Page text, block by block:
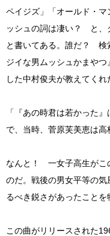
ペイジズ」「オールド・
ッシュの詞は凄い？ と、
と書いてある。誰だ？ 検
ジイな男ムッシュかまや
した中村俊夫が教えてくれ
「『あの時君は若かった
で、当時、菅原芙美恵は高
なんと！ 一女子高生がこ
のだ。戦後の男女平等の
るべき鋭さがあったことを
この曲がリリースされた